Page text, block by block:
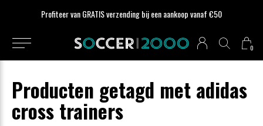
0
Profiteer van GRATIS verzending bij een aankoop vanaf €50
Producten getagd met adidas
cross trainers